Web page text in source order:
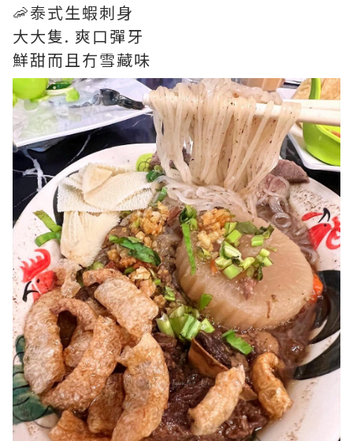
🦐泰式生蝦刺身
大大隻. 爽口彈牙
鮮甜而且冇雪藏味